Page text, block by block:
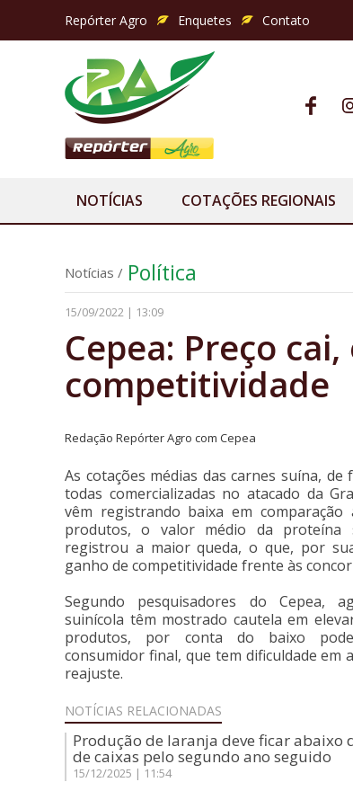
Repórter Agro Enquetes Contato
NOTÍCIAS COTAÇÕES REGIONAIS
Notícias / Política
15/09/2022 | 13:09
Cepea: Preço
competitividade
Redação Repórter Agro com Cepea
As cotações médias das carnes suína,
todas comercializadas no atacado da
vêm registrando baixa em comparação
produtos, o valor médio da
registrou a maior queda, o que, por
ganho de competitividade frente às
Segundo pesquisadores do Cepea,
suinícola têm mostrado cautela em
produtos, por conta do baixo
consumidor final, que tem dificuldade em
reajuste.
NOTÍCIAS RELACIONADAS
Produção de laranja deve ficar abaixo
de caixas pelo segundo ano seguido
15/12/2025 | 11:54